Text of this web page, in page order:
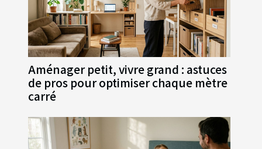
Aménager petit, vivre grand : astuces
de pros pour optimiser chaque mètre
carré